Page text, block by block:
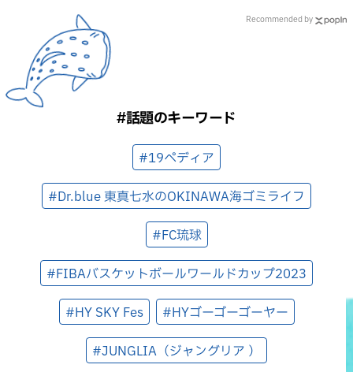
Recommended by
#話題のキーワード
#19ペディア
#Dr.blue 東真七水のOKINAWA海ゴミライフ
#FC琉球
#FIBAバスケットボールワールドカップ2023
#HY SKY Fes #HYゴーゴーゴーヤー
#JUNGLIA（ジャングリア ）